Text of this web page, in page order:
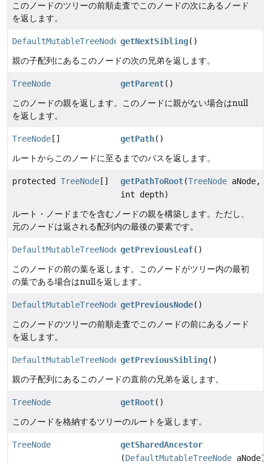
このノードのツリーの前順走査でこのノードの次にあるノード
を返します。
DefaultMutableTreeNode getNextSibling()
親の子配列にあるこのノードの次の兄弟を返します。
TreeNode getParent()
このノードの親を返します。このノードに親がない場合はnull
を返します。
TreeNode [] getPath()
ルートからこのノードに至るまでのパスを返します。
protected TreeNode [] getPathToRoot(TreeNode aNode,
int depth)
ルート・ノードまでを含むノードの親を構築します。ただし、
元のノードは返される配列内の最後の要素です。
DefaultMutableTreeNode getPreviousLeaf()
このノードの前の葉を返します。このノードがツリー内の最初
の葉である場合はnullを返します。
DefaultMutableTreeNode getPreviousNode()
このノードのツリーの前順走査でこのノードの前にあるノード
を返します。
DefaultMutableTreeNode getPreviousSibling()
親の子配列にあるこのノードの直前の兄弟を返します。
TreeNode getRoot()
このノードを格納するツリーのルートを返します。
TreeNode
getSharedAncestor
(DefaultMutableTreeNode aNode)